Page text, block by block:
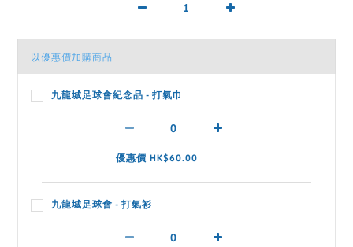
以優惠價加購商品
九龍城足球會紀念品 - 打氣巾
優惠價 HK$60.00
九龍城足球會 - 打氣衫